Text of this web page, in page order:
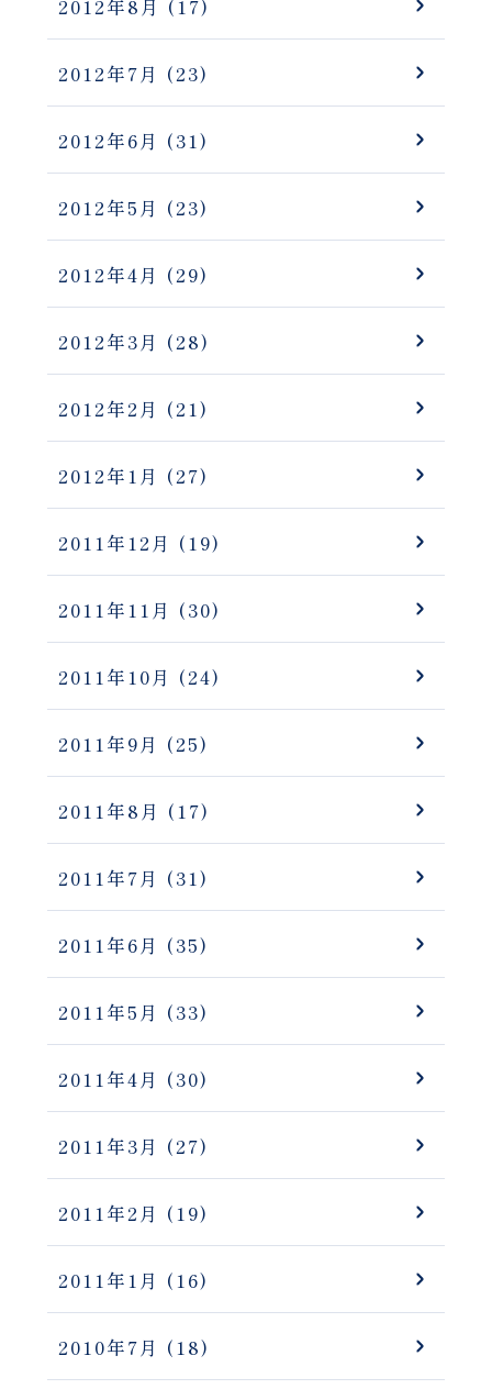
2012年8月 (17)
2012年7月 (23)
2012年6月 (31)
2012年5月 (23)
2012年4月 (29)
2012年3月 (28)
2012年2月 (21)
2012年1月 (27)
2011年12月 (19)
2011年11月 (30)
2011年10月 (24)
2011年9月 (25)
2011年8月 (17)
2011年7月 (31)
2011年6月 (35)
2011年5月 (33)
2011年4月 (30)
2011年3月 (27)
2011年2月 (19)
2011年1月 (16)
2010年7月 (18)